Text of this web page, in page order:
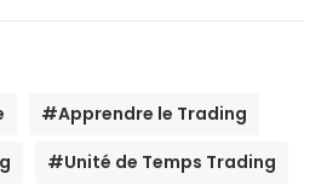
#Apprendre le Trading
#Unité de Temps Trading